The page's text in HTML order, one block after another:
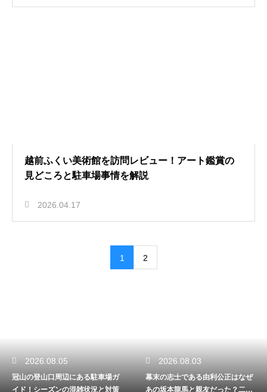
越前ふくい美術館を訪問レビュー！アート鑑賞の
見どころと駐車場事情を解説
2026.04.17
1 2
2026.08.05
冠山の登山口周辺にある駐車場ガ
イド！シーズンの混雑状況と対策
2026.08.03
幕末の志士である由利公正はなぜ
あの坂本龍馬と親友だった？二人